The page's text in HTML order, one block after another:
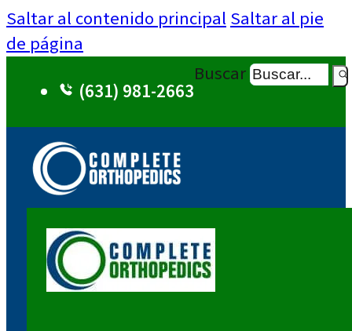
Saltar al contenido principal Saltar al pie
de página
(631) 981-2663
Buscar